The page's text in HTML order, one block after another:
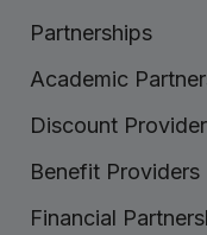
Partnerships
Academic
Discount
Benefit Providers
Financial